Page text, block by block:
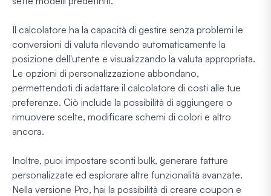
Il calcolatore ha la capacità di gestire senza problemi le
conversioni di valuta rilevando automaticamente la
posizione dell'utente e visualizzando la valuta appropriata.
Le opzioni di personalizzazione abbondano,
permettendoti di adattare il calcolatore di costi alle tue
preferenze. Ciò include la possibilità di aggiungere o
rimuovere scelte, modificare schemi di colori e altro
ancora.
Inoltre, puoi impostare sconti bulk, generare fatture
personalizzate ed esplorare altre funzionalità avanzate.
Nella versione Pro, hai la possibilità di creare coupon e